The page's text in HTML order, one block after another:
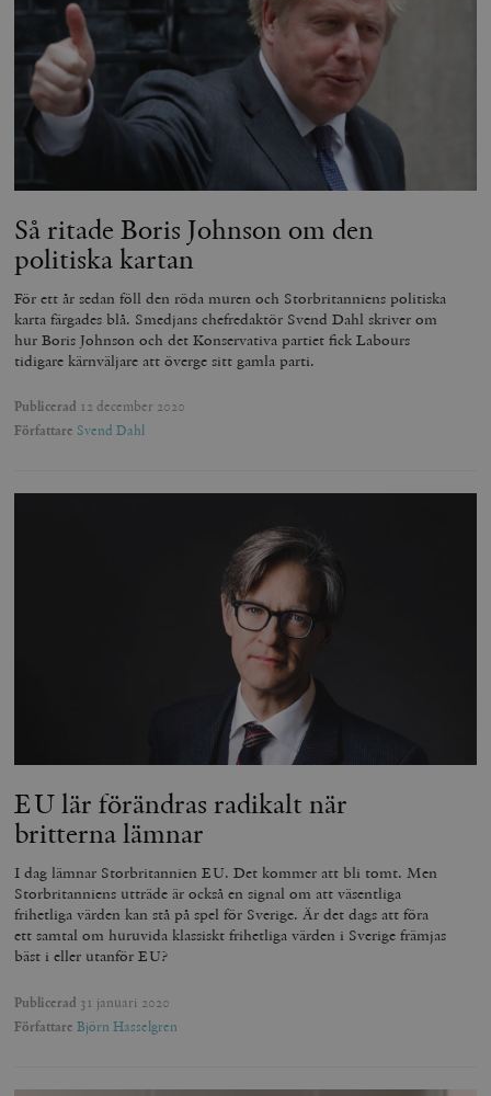
Så ritade Boris Johnson om den
politiska kartan
För ett år sedan föll den röda muren och Storbritanniens politiska
karta färgades blå. Smedjans chefredaktör Svend Dahl skriver om
hur Boris Johnson och det Konservativa partiet fick Labours
tidigare kärnväljare att överge sitt gamla parti.
Publicerad 12 december 2020
Författare Svend Dahl
EU lär förändras radikalt när
britterna lämnar
I dag lämnar Storbritannien EU. Det kommer att bli tomt. Men
Storbritanniens utträde är också en signal om att väsentliga
frihetliga värden kan stå på spel för Sverige. Är det dags att föra
ett samtal om huruvida klassiskt frihetliga värden i Sverige främjas
bäst i eller utanför EU?
Publicerad 31 januari 2020
Författare Björn Hasselgren